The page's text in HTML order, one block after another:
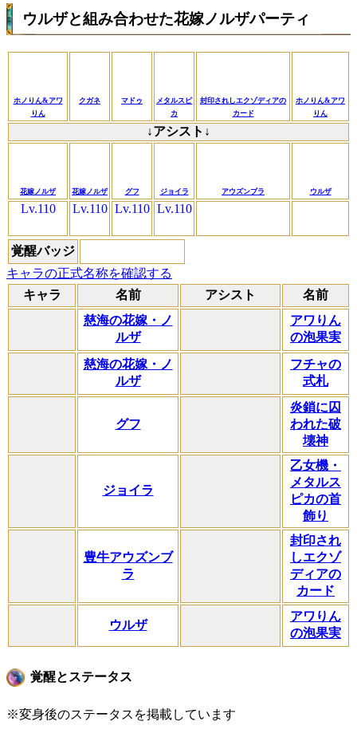
ウルザと組み合わせた花嫁ノルザパーティ
ホノりん&アワ
りん
クガネ マドゥ
メタルスピ
カ
封印されしエクゾディアの
カード
ホノりん&アワ
りん
↓アシスト↓
花嫁ノルザ 花嫁ノルザ グフ ジョイラ アウズンブラ ウルザ
Lv.110 Lv.110 Lv.110 Lv.110
覚醒バッジ
キャラの正式名称を確認する
キャラ
名前 アシスト
名前
慈海の花嫁・ノ
ルザ
アワりん
の泡果実
慈海の花嫁・ノ
ルザ
フチャの
式札
グフ
炎鎖に囚
われた破
壊神
ジョイラ
乙女機・
メタルス
ピカの首
飾り
豊牛アウズンブ
ラ
封印され
しエクゾ
ディアの
カード
ウルザ
アワりん
の泡果実
覚醒とステータス
※変身後のステータスを掲載しています